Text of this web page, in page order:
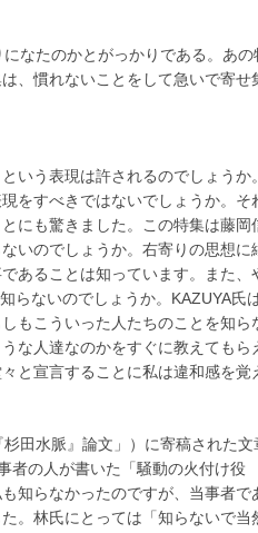
なたのかとがっかりである。あの
、慣れないことをして急いで寄せ
いう表現は許されるのでしょうか。
をすべきではないでしょうか。そ
にも驚きました。この特集は藤岡
いのでしょうか。右寄りの思想に
あることは知っています。また、
らないのでしょうか。KAZUYA氏
もこういった人たちのことを知ら
な人達なのかをすぐに教えてもら
と宣言することに私は違和感を覚
田水脈』論文」）に寄稿された文
者の人が書いた「騒動の火付け役
知らなかったのですが、当事者で
。林氏にとっては「知らないで当